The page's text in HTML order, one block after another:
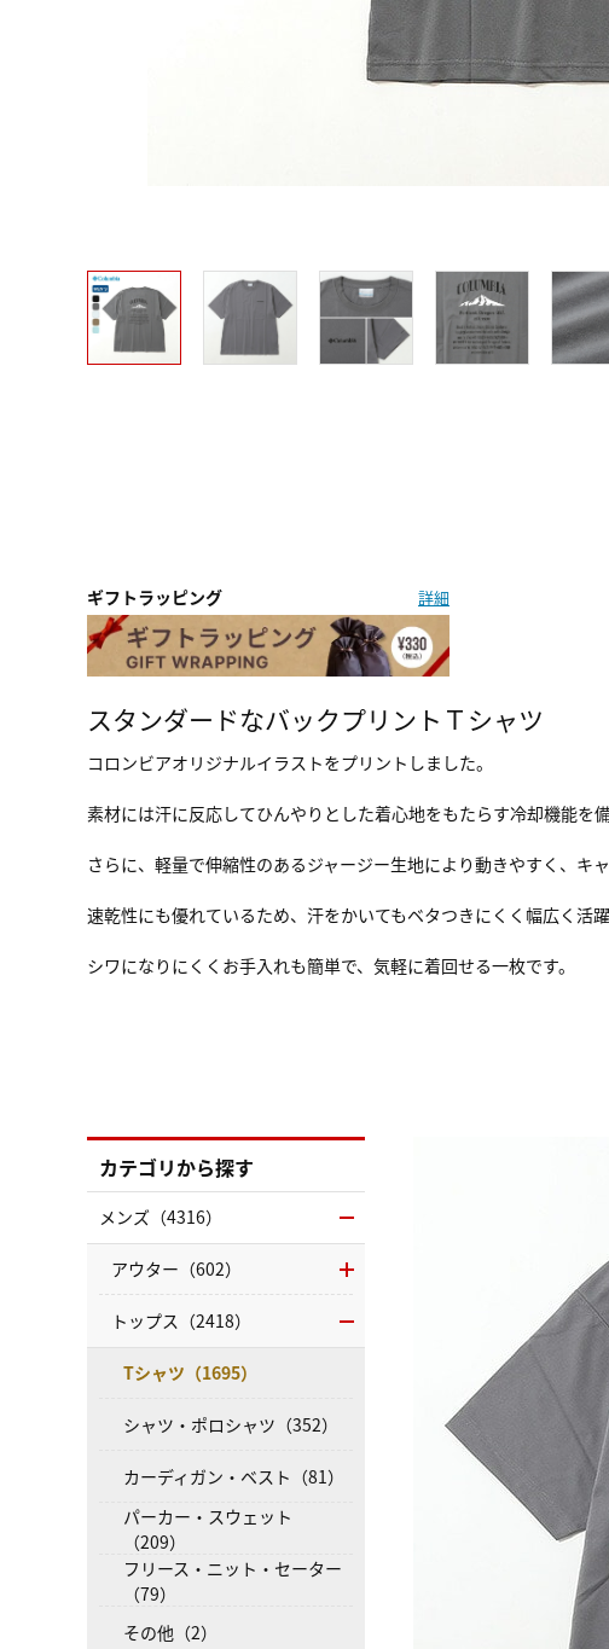
ギフトラッピング 詳細
スタンダードなバックプリントＴシャツ
コロンビアオリジナルイラストをプリントしました。
素材には汗に反応してひんやりとした着心地をもたらす冷却機能を
さらに、軽量で伸縮性のあるジャージー生地により動きやすく、キ
速乾性にも優れているため、汗をかいてもベタつきにくく幅広く活躍
シワになりにくくお手入れも簡単で、気軽に着回せる一枚です。
カテゴリから探す
メンズ（4316）
アウター（602）
トップス（2418）
Tシャツ（1695）
シャツ・ポロシャツ（352）
カーディガン・ベスト（81）
パーカー・スウェット
（209）
フリース・ニット・セーター
（79）
その他（2）